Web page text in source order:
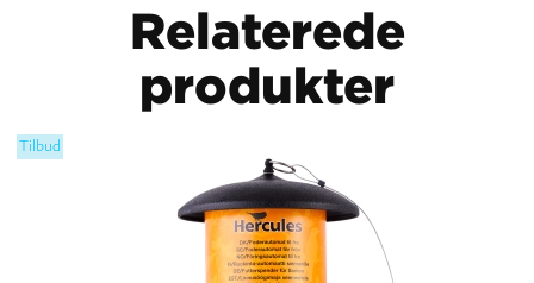
Relaterede
produkter
Tilbud